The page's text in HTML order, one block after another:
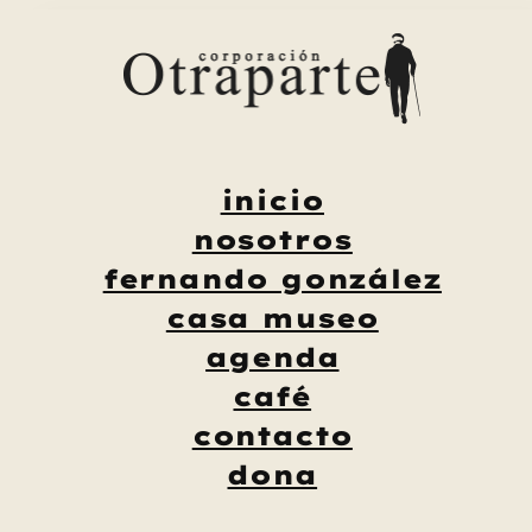
inicio
nosotros
fernando gonzález
casa museo
agenda
café
contacto
dona